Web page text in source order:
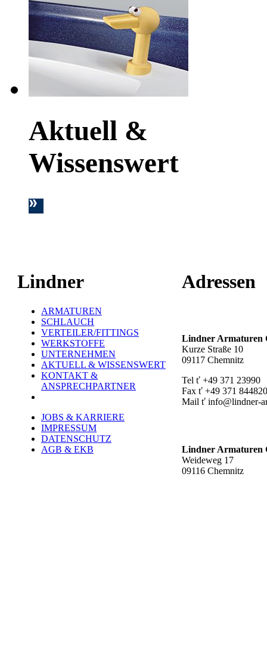
Aktuell &
Wissenswert
Lindner
ARMATUREN
SCHLAUCH
VERTEILER/FITTINGS
WERKSTOFFE
UNTERNEHMEN
AKTUELL & WISSENSWERT
KONTAKT &
ANSPRECHPARTNER
JOBS & KARRIERE
IMPRESSUM
DATENSCHUTZ
AGB & EKB
Adressen
Lindner Armaturen
Kurze Straße 10
09117 Chemnitz
Tel ť +49 371 23990
Fax ť +49 371
Mail ť info@lindner-
Lindner Armaturen
Weideweg 17
09116 Chemnitz